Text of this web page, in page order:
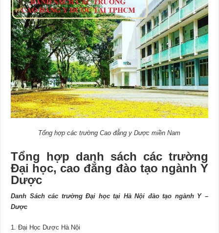
Tổng hợp các trường Cao đẳng y Dược miền Nam
Tổng hợp danh sách các trường
Đại học, cao đẳng đào tạo ngành Y
Dược
Danh Sách các trường Đại học tại Hà Nội đào tạo ngành Y –
Dược
Đại Học Dược Hà Nội